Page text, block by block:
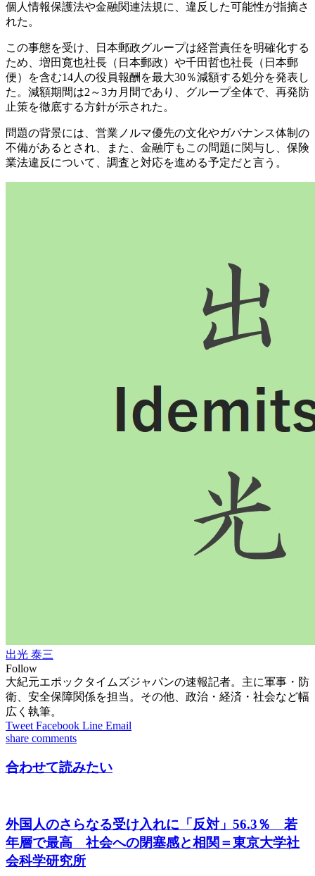
個人情報保護法や金融関連法規に、違反した可能性が指摘さ
れた。
この事態を受け、日本郵政グループは経営責任を明確化する
ため、増田寛也社長（日本郵政）や千田哲也社長（日本郵
便）を含む14人の役員報酬を最大30％減額する処分を発表し
た。減額期間は2～3カ月間であり、グループ全体で、再発防
止策を徹底する方針が示された。
問題の背景には、営業ノルマ優先の文化やガバナンス体制の
不備があるとされ、また、金融庁もこの問題に関与し、保険
業法違反について、調査と対応を進める予定だと言う。
出光 泰三
Follow
大紀元エポックタイムズジャパンの速報記者。主に軍事・防
衛、安全保障関係を担当。その他、政治・経済・社会など幅
広く執筆。
Tweet Facebook Line Email
share comments
合わせて読みたい
外国人のさらなる受け入れに「反対」56.3％ 若
年層で最高 社会への閉塞感と相関＝東京大学社
会科学研究所